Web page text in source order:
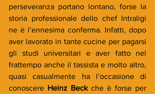
perseveranza portano lontano, forse la
storia professionale dello chef Intraligi
ne è l’ennesima conferma. Infatti, dopo
aver lavorato in tante cucine per pagarsi
gli studi universitari e aver fatto nel
frattempo anche il tassista e molto altro,
quasi casualmente ha l’occasione di
conoscere Heinz Beck che è forse per